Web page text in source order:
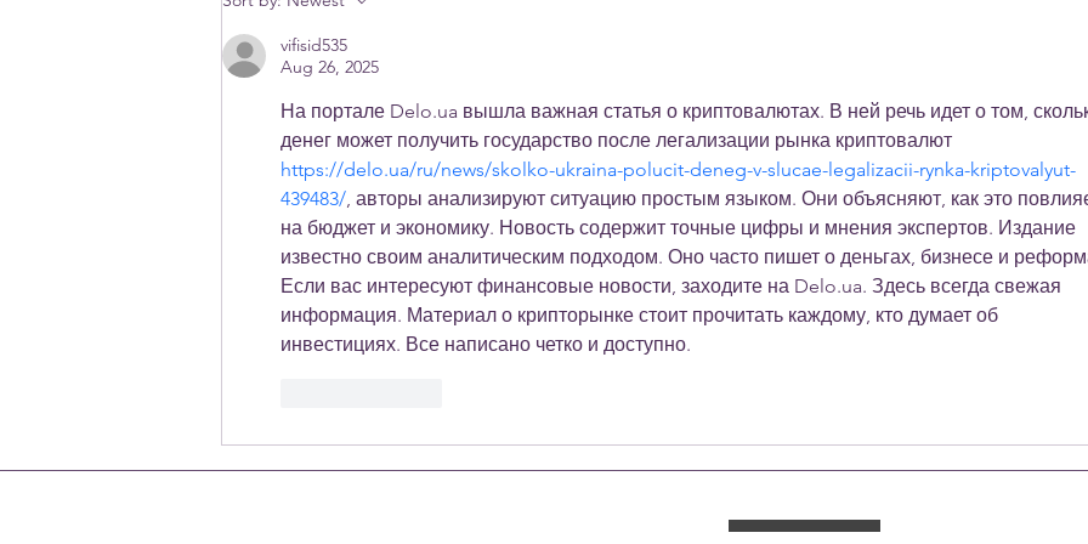
Awareness Day
vifisid535
Aug 26, 2025
На портале Delo.ua вышла важная статья о криптовалютах. В ней речь идет о том,
денег может получить государство после легализации рынка криптовалют
https://delo.ua/ru/news/skolko-ukraina-polucit-deneg-v-slucae-legalizacii-rynka-kriptovalyut-
439483/, авторы анализируют ситуацию простым языком. Они объясняют, как это
на бюджет и экономику. Новость содержит точные цифры и мнения экспертов. Издание
известно своим аналитическим подходом. Оно часто пишет о деньгах, бизнесе и
Если вас интересуют финансовые новости, заходите на Delo.ua. Здесь всегда свежая
информация. Материал о крипторынке стоит прочитать каждому, кто думает об
инвестициях. Все написано четко и доступно.